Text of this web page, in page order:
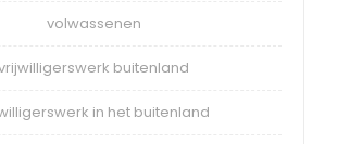
volwassenen
buitenland
in het buitenland